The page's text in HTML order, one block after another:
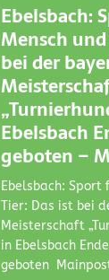
Ebelsbach:
Mensch
bei der
Ebelsbach
geboten –
Ebelsbach: Sport
Tier: Das ist bei
Meisterschaft
in Ebelsbach
geboten